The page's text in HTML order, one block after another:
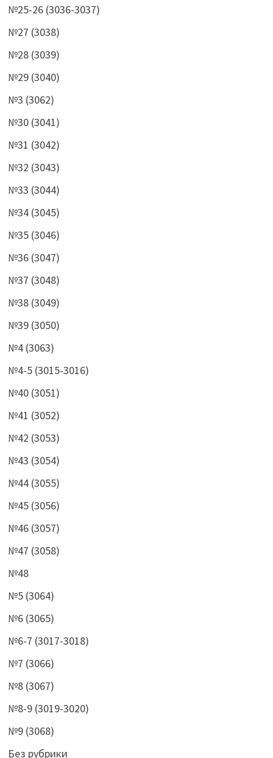
№25-26 (3036-3037)
№27 (3038)
№28 (3039)
№29 (3040)
№3 (3062)
№30 (3041)
№31 (3042)
№32 (3043)
№33 (3044)
№34 (3045)
№35 (3046)
№36 (3047)
№37 (3048)
№38 (3049)
№39 (3050)
№4 (3063)
№4-5 (3015-3016)
№40 (3051)
№41 (3052)
№42 (3053)
№43 (3054)
№44 (3055)
№45 (3056)
№46 (3057)
№47 (3058)
№48
№5 (3064)
№6 (3065)
№6-7 (3017-3018)
№7 (3066)
№8 (3067)
№8-9 (3019-3020)
№9 (3068)
Без рубрики